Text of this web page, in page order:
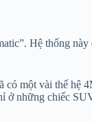
Hệ thống
một vài thế hệ
ở những chiếc